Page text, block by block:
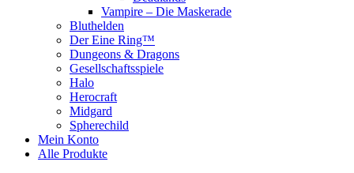
Vampire – Die Maskerade
Bluthelden
Der Eine Ring™
Dungeons & Dragons
Gesellschaftsspiele
Halo
Herocraft
Midgard
Spherechild
Mein Konto
Alle Produkte